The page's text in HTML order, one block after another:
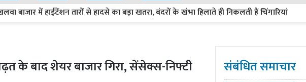
में हाईटेंशन तारों से हादसे का बड़ा खतरा, बंदरों के खंभा हिलाते ही निकलती हैं चिंगारियां
के बाद शेयर बाजार गिरा, सेंसेक्स-निफ्टी संबंधित समाचार